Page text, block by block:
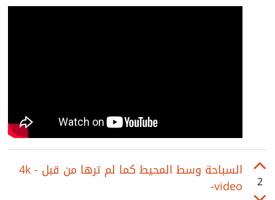
2
السباحة وسط المحيط كما لم ترها من قبل - 4k
video-